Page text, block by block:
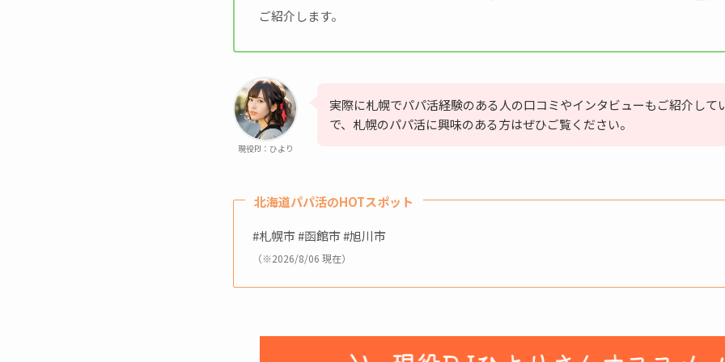
ご紹介します。
現役PJ：ひより
実際に札幌でパパ活経験のある人の口コミやインタビューもご紹介して
で、札幌のパパ活に興味のある方はぜひご覧ください。
北海道パパ活のHOTスポット
#札幌市 #函館市 #旭川市
（※2026/8/06 現在）